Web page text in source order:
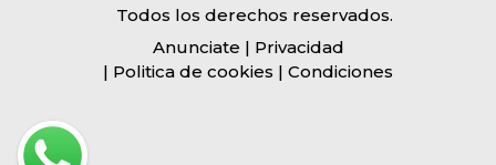
Todos los derechos reservados.
Anunciate | Privacidad
| Politica de cookies | Condiciones